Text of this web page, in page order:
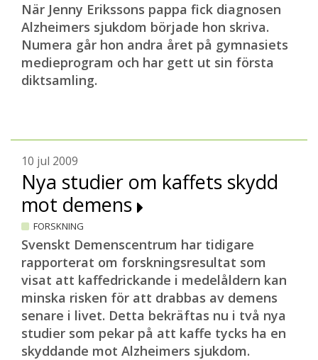
När Jenny Erikssons pappa fick diagnosen
Alzheimers sjukdom började hon skriva.
Numera går hon andra året på gymnasiets
medieprogram och har gett ut sin första
diktsamling.
10 jul 2009
Nya studier om kaffets skydd
mot demens
FORSKNING
Svenskt Demenscentrum har tidigare
rapporterat om forskningsresultat som
visat att kaffedrickande i medelåldern kan
minska risken för att drabbas av demens
senare i livet. Detta bekräftas nu i två nya
studier som pekar på att kaffe tycks ha en
skyddande mot Alzheimers sjukdom.